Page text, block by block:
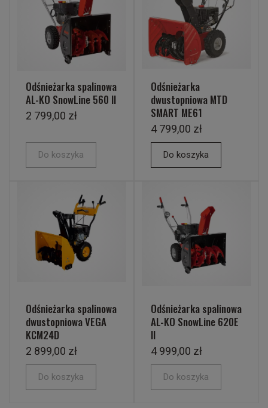
Odśnieżarka spalinowa
AL-KO SnowLine 560 II
2 799,00 zł
Do koszyka
Odśnieżarka
dwustopniowa MTD
SMART ME61
4 799,00 zł
Do koszyka
Odśnieżarka spalinowa
dwustopniowa VEGA
KCM24D
2 899,00 zł
Do koszyka
Odśnieżarka spalinowa
AL-KO SnowLine 620E
II
4 999,00 zł
Do koszyka